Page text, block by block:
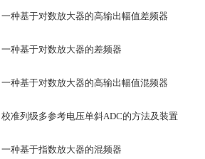
一种基于对数放大器的高输出幅值差频器
一种基于对数放大器的差频器
一种基于对数放大器的高输出幅值混频器
校准列级多参考电压单斜ADC的方法及装置
一种基于指数放大器的混频器